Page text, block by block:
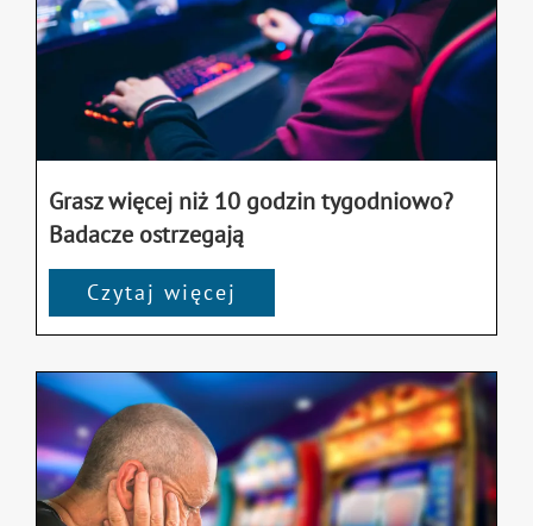
Grasz więcej niż 10 godzin tygodniowo?
Badacze ostrzegają
Czytaj więcej